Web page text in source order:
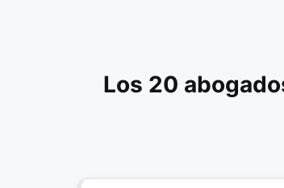
Los 20